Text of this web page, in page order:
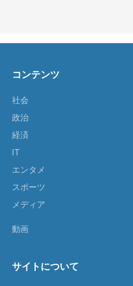
コンテンツ
社会
政治
経済
IT
エンタメ
スポーツ
メディア
動画
サイトについて